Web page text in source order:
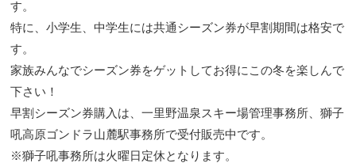
す。
特に、小学生、中学生には共通シーズン券が早割期間は格安で
す。
家族みんなでシーズン券をゲットしてお得にこの冬を楽しんで
下さい！
早割シーズン券購入は、一里野温泉スキー場管理事務所、獅子
吼高原ゴンドラ山麓駅事務所で受付販売中です。
※獅子吼事務所は火曜日定休となります。